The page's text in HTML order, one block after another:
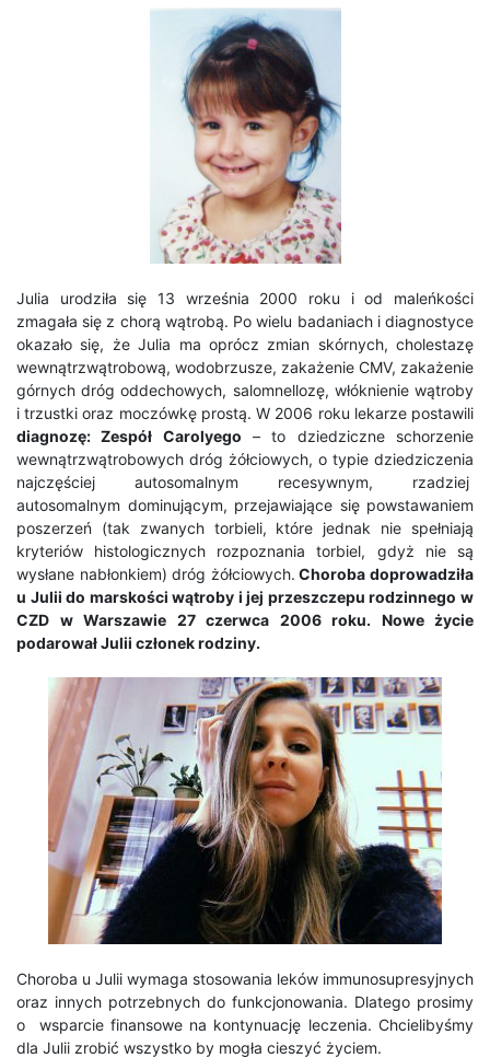
Julia urodziła się 13 września 2000 roku i od maleńkości
zmagała się z chorą wątrobą. Po wielu badaniach i diagnostyce
okazało się, że Julia ma oprócz zmian skórnych, cholestazę
wewnątrzwątrobową, wodobrzusze, zakażenie CMV, zakażenie
górnych dróg oddechowych, salomnellozę, włóknienie wątroby
i trzustki oraz moczówkę prostą. W 2006 roku lekarze postawili
diagnozę: Zespół Carolyego – to dziedziczne schorzenie
wewnątrzwątrobowych dróg żółciowych, o typie dziedziczenia
najczęściej autosomalnym recesywnym, rzadziej
autosomalnym dominującym, przejawiające się powstawaniem
poszerzeń (tak zwanych torbieli, które jednak nie spełniają
kryteriów histologicznych rozpoznania torbiel, gdyż nie są
wysłane nabłonkiem) dróg żółciowych. Choroba doprowadziła
u Julii do marskości wątroby i jej przeszczepu rodzinnego w
CZD w Warszawie 27 czerwca 2006 roku. Nowe życie
podarował Julii członek rodziny.
Choroba u Julii wymaga stosowania leków immunosupresyjnych
oraz innych potrzebnych do funkcjonowania. Dlatego prosimy
o wsparcie finansowe na kontynuację leczenia. Chcielibyśmy
dla Julii zrobić wszystko by mogła cieszyć życiem.